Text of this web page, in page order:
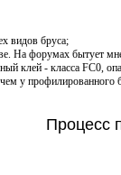
видов бруса;
На форумах бытует
клей - класса FC0,
у профилированного
Процесс